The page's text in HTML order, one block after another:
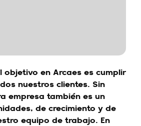
objetivo en Arcaes es cumplir
nuestros clientes. Sin
empresa también es un
de crecimiento y de
equipo de trabajo. En